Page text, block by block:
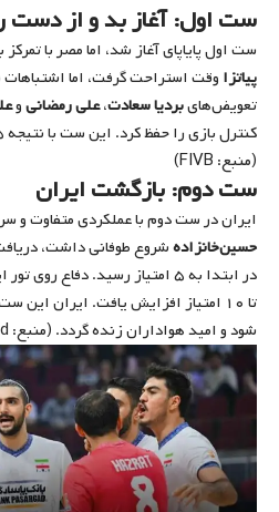
ست اول: آغاز بد و از دست
ست اول پایاپای آغاز شد، اما مصر با تمرکز بیشتر ۱۰-۷
پیاتزا وقت استراحت گرفت، اما اشتباهات
تعویض‌هایبردیا سعادت،علی رمضانیو
(منبع: FIVB
)
ست دوم: بازگشت ایران
ایران در ست دوم با عملکردی متفاوت و
حسین‌خانزادهشروع طوفانی داشت،
در ابتدا به ۵ امتیاز رسید. دفاع
شود و امید هواداران زنده گردد. (منبع: